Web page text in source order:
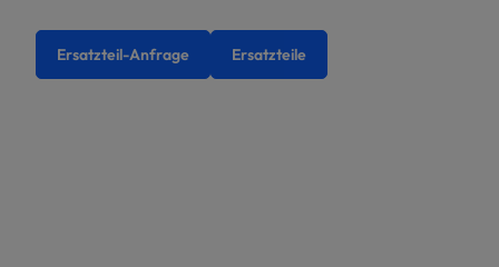
Ersatzteil-Anfrage Ersatzteile